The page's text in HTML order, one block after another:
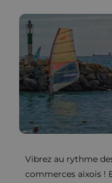
Vibrez au rythme
commerces aixois !